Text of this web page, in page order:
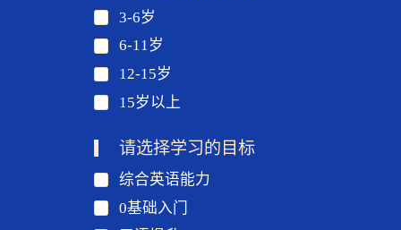
3-6岁
6-11岁
12-15岁
15岁以上
请选择学习的目标
综合英语能力
0基础入门